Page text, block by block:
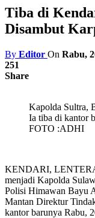
Tiba di
Disambut
By Editor On Rabu,
251
Share
Kapolda Sultra,
Ia tiba di kantor
FOTO :ADHI
KENDARI,
menjadi Kapolda
Polisi Himawan Bayu
Mantan Direktur
kantor barunya Rabu,